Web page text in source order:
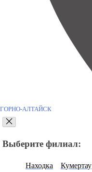
ГОРНО-АЛТАЙСК
Выберите филиал:
Находка Кумертау